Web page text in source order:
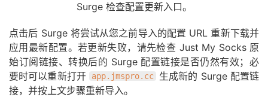
Surge 检查配置更新入口。
点击后 Surge 将尝试从您之前导入的配置 URL 重新下载并
应用最新配置。若更新失败，请先检查 Just My Socks 原
始订阅链接、转换后的 Surge 配置链接是否仍然有效；必
要时可以重新打开
app.jmspro.cc
生成新的 Surge 配置链
接，并按上文步骤重新导入。